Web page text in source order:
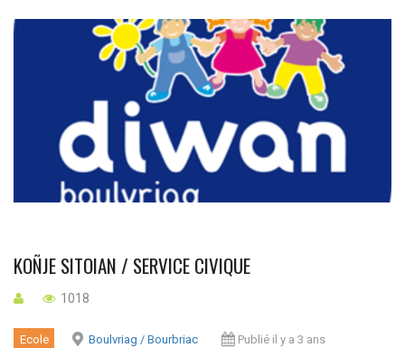
KOÑJE SITOIAN / SERVICE CIVIQUE
1018
Ecole Boulvriag / Bourbriac Publié il y a 3 ans